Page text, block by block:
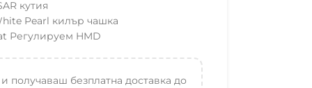
кутия
Pearl килър чашка
Регулируем HMD
получаваш безплатна доставка до